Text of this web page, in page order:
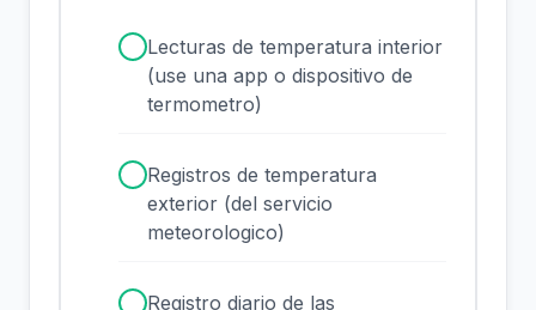
Lecturas de temperatura interior
(use una app o dispositivo de
termometro)
Registros de temperatura
exterior (del servicio
meteorologico)
Registro diario de las